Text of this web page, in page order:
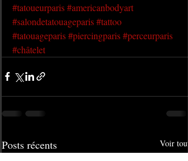
#tatoueurparis#americanbodyart
#salondetatouageparis#tattoo
#tatouageparis#piercingparis#perceurparis
#châtelet
Posts récents Voir tout